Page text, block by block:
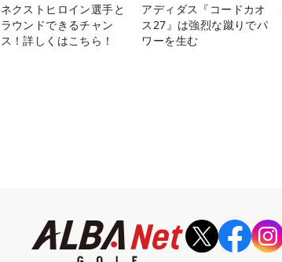
ネクストヒロイン選手と
ラウンドできるチャン
ス！詳しくはこちら！
アディダス『コードカオ
ス27』は強烈な蹴りでパ
ワーを生む